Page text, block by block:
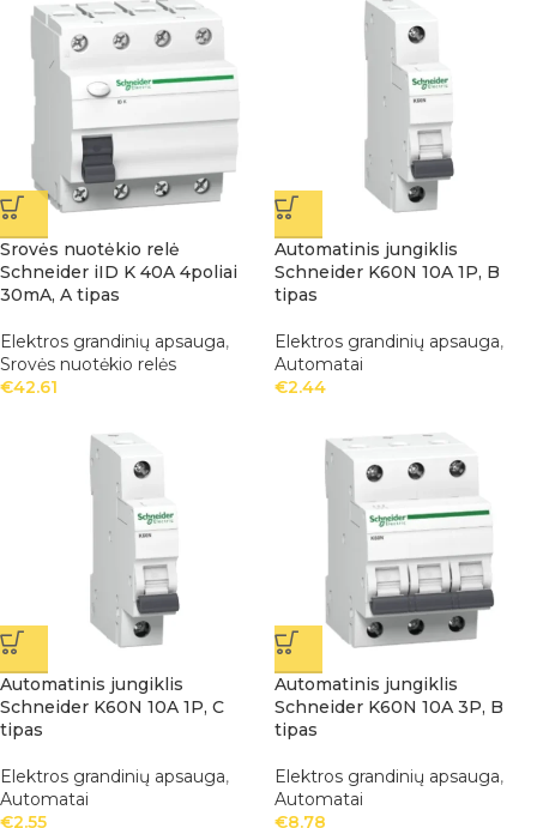
Srovės nuotėkio relė
Schneider iID K 40A 4poliai
30mA, A tipas
Elektros grandinių apsauga,
Srovės nuotėkio relės
€42.61
Automatinis jungiklis
Schneider K60N 10A 1P, B
tipas
Elektros grandinių apsauga,
Automatai
€2.44
Automatinis jungiklis
Schneider K60N 10A 1P, C
tipas
Elektros grandinių apsauga,
Automatai
€2.55
Automatinis jungiklis
Schneider K60N 10A 3P, B
tipas
Elektros grandinių apsauga,
Automatai
€8.78